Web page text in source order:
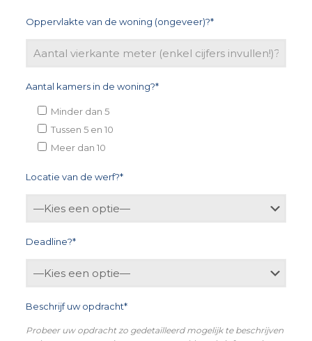
Oppervlakte van de woning (ongeveer)?*
Aantal kamers in de woning?*
Minder dan 5
Tussen 5 en 10
Meer dan 10
Locatie van de werf?*
Deadline?*
Beschrijf uw opdracht*
Probeer uw opdracht zo gedetailleerd mogelijk te beschrijven